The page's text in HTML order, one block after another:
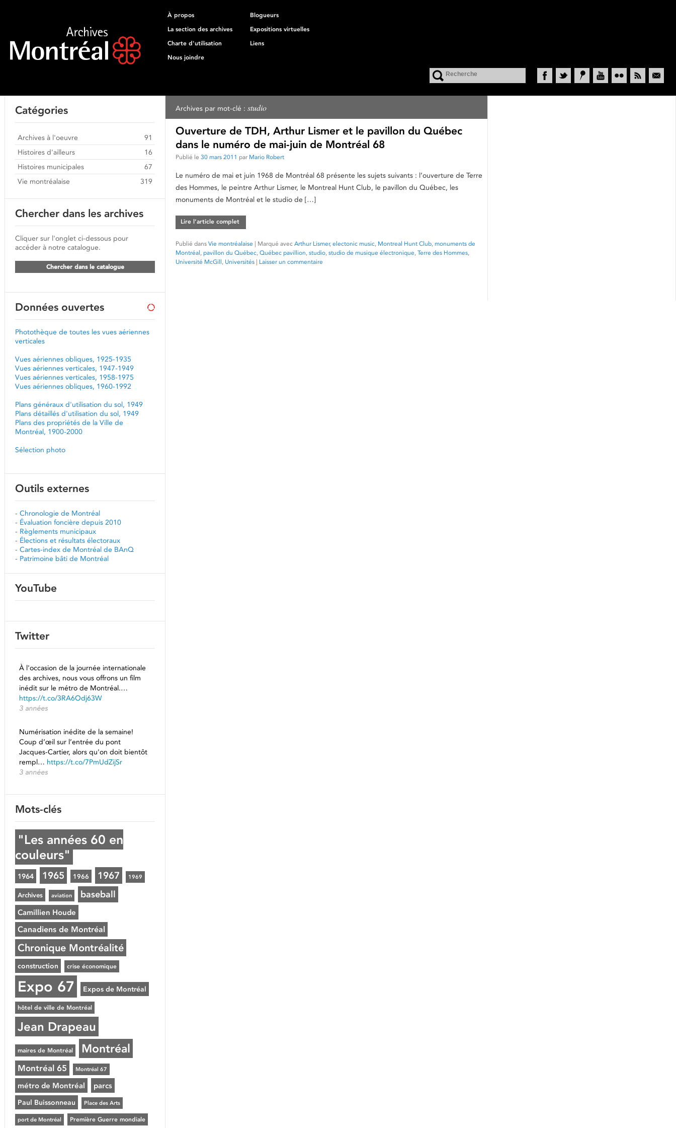
À propos
Blogueurs
La section des archives
Expositions virtuelles
Charte d'utilisation
Liens
Nous joindre
Archives par mot-clé : studio
Ouverture de TDH, Arthur Lismer et le pavillon du Québec
dans le numéro de mai-juin de Montréal 68
Publié le 30 mars 2011 par Mario Robert
Le numéro de mai et juin 1968 de Montréal 68 présente les sujets suivants : l’ouverture de Terre
des Hommes, le peintre Arthur Lismer, le Montreal Hunt Club, le pavillon du Québec, les
monuments de Montréal et le studio de […]
Lire l’article complet
Publié dans Vie montréalaise | Marqué avec Arthur Lismer, electonic music, Montreal Hunt Club, monuments de
Montréal, pavillon du Québec, Québec pavillion, studio, studio de musique électronique, Terre des Hommes,
Université McGill, Universités | Laisser un commentaire
Catégories
Archives à l'oeuvre
91
Histoires d'ailleurs
16
Histoires municipales
67
Vie montréalaise
319
Chercher dans les archives
Cliquer sur l'onglet ci-dessous pour
accéder à notre catalogue.
Chercher dans le catalogue
Données ouvertes
Photothèque de toutes les vues aériennes
verticales
Vues aériennes obliques, 1925-1935
Vues aériennes verticales, 1947-1949
Vues aériennes verticales, 1958-1975
Vues aériennes obliques, 1960-1992
Plans généraux d'utilisation du sol, 1949
Plans détaillés d'utilisation du sol, 1949
Plans des propriétés de la Ville de
Montréal, 1900-2000
Sélection photo
Outils externes
- Chronologie de Montréal
- Évaluation foncière depuis 2010
- Règlements municipaux
- Élections et résultats électoraux
- Cartes-index de Montréal de BAnQ
- Patrimoine bâti de Montréal
YouTube
Twitter
À l'occasion de la journée internationale
des archives, nous vous offrons un film
inédit sur le métro de Montréal.…
https://t.co/3RA6Odj63W
3 années
Numérisation inédite de la semaine!
Coup d’œil sur l’entrée du pont
Jacques-Cartier, alors qu'on doit bientôt
rempl… https://t.co/7PmUdZijSr
3 années
Mots-clés
"Les années 60 en
couleurs"
1964 1965 1966 1967 1969
Archives aviation baseball
Camillien Houde
Canadiens de Montréal
Chronique Montréalité
construction crise économique
Expo 67 Expos de Montréal
hôtel de ville de Montréal
Jean Drapeau
maires de Montréal Montréal
Montréal 65 Montréal 67
métro de Montréal parcs
Paul Buissonneau Place des Arts
port de Montréal Première Guerre mondiale